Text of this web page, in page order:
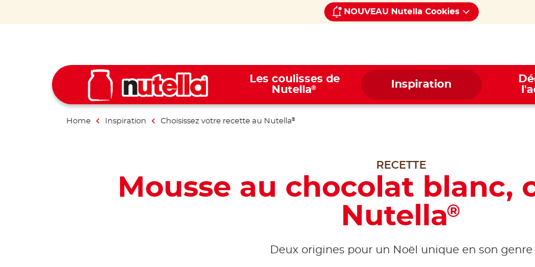
NOUVEAU Nutella Cookies
Les coulisses de
Nutella® Inspiration
Home Inspiration Choisissez votre recette au Nutella®
RECETTE
Mousse au chocolat blanc,
Nutella®
Deux origines pour un Noël unique en son genre